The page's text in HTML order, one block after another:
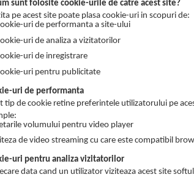
sunt folosite cookie-urile de catre acest site?
pe acest site poate plasa cookie-uri in scopuri de:
uri de performanta a site-ului
uri de analiza a vizitatorilor
uri de inregistrare
uri pentru publicitate
uri de performanta
tip de cookie retine preferintele utilizatorului pe
volumului pentru video player
de video streaming cu care este compatibil
uri pentru analiza vizitatorilor
data cand un utilizator viziteaza acest site